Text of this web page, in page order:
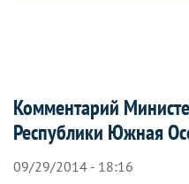
Комментарий
Республики Южная
09/29/2014 - 18:16